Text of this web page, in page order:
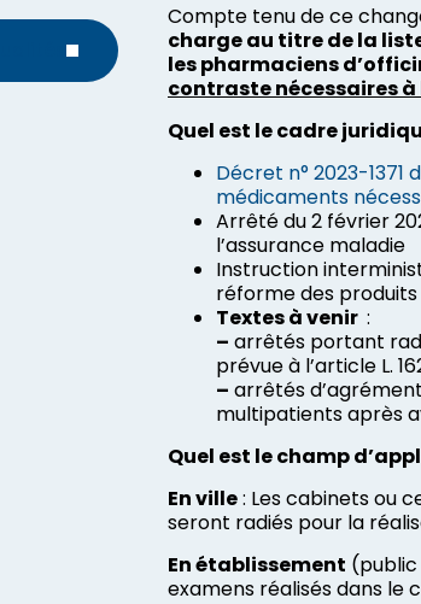
Compte tenu de ce
charge au titre de la
les pharmaciens
contraste nécessaires
Quel est le cadre
Décret n° 2023-
médicaments
Arrêté du 2 février
l’assurance maladie
Instruction
réforme des
Textes à venir :
– arrêtés portant
prévue à l’article L.
– arrêtés
multipatients après
Quel est le champ
En ville: Les cabinets ou
seront radiés pour la
En établissement
examens réalisés dans le